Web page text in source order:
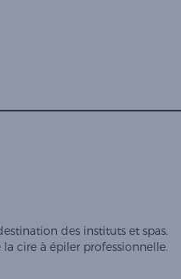
vos préférences pour
des instituts et spas.
cire à épiler professionnelle.